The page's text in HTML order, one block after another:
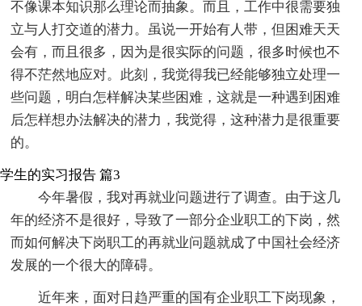
不像课本知识那么理论而抽象。而且，工作中很需要独
立与人打交道的潜力。虽说一开始有人带，但困难天天
会有，而且很多，因为是很实际的问题，很多时候也不
得不茫然地应对。此刻，我觉得我已经能够独立处理一
些问题，明白怎样解决某些困难，这就是一种遇到困难
后怎样想办法解决的潜力，我觉得，这种潜力是很重要
的。
学生的实习报告 篇3
今年暑假，我对再就业问题进行了调查。由于这几
年的经济不是很好，导致了一部分企业职工的下岗，然
而如何解决下岗职工的再就业问题就成了中国社会经济
发展的一个很大的障碍。
近年来，面对日趋严重的国有企业职工下岗现象，